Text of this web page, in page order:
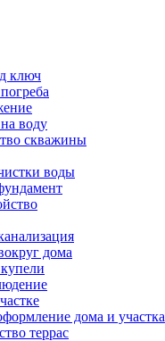
ключ
воду
скважины
воды
дома
дома и участка
террас